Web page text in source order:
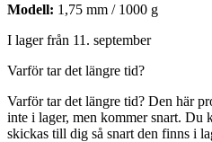
Modell: 1,75 mm / 1000 g
I lager från 11. september
Varför tar det längre tid?
Varför tar det längre tid? Den här
inte i lager, men kommer snart. Du
skickas till dig så snart den finns i